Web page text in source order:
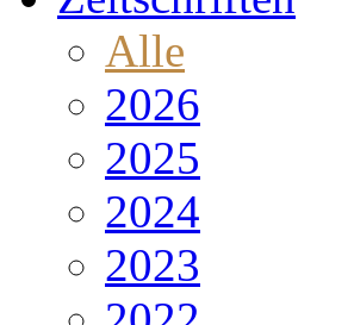
Alle
2026
2025
2024
2023